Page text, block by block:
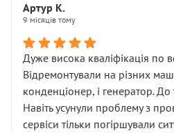
Артур К.
9 місяців тому
Дуже висока кваліфікація по
Відремонтували на різних
конденціонер, і генератор.
Навіть усунули проблему з
сервіси тільки погіршували